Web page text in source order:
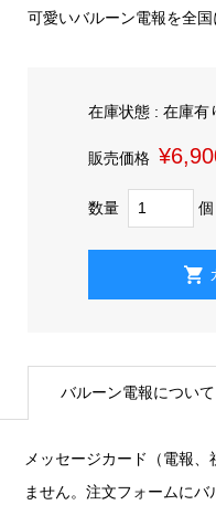
可愛いバルーン電報を全国
在庫状態 : 在庫有
販売価格
数量 個
バルーン電報について
メッセージカード（電報
ません。注文フォームに